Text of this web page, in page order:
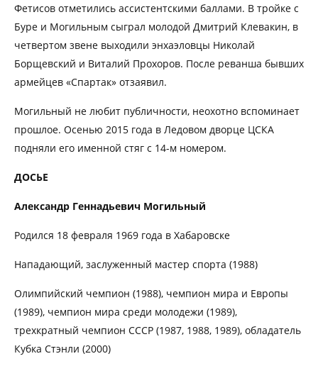
Фетисов отметились ассистентскими баллами. В тройке с
Буре и Могильным сыграл молодой Дмитрий Клевакин, в
четвертом звене выходили энхаэловцы Николай
Борщевский и Виталий Прохоров. После реванша бывших
армейцев «Спартак» отзаявил.
Могильный не любит публичности, неохотно вспоминает
прошлое. Осенью 2015 года в Ледовом дворце ЦСКА
подняли его именной стяг с 14-м номером.
ДОСЬЕ
Александр Геннадьевич Могильный
Родился 18 февраля 1969 года в Хабаровске
Нападающий, заслуженный мастер спорта (1988)
Олимпийский чемпион (1988), чемпион мира и Европы
(1989), чемпион мира среди молодежи (1989),
трехкратный чемпион СССР (1987, 1988, 1989), обладатель
Кубка Стэнли (2000)